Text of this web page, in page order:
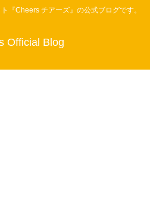
『Cheers チアーズ』の公式ブログです。
Official Blog